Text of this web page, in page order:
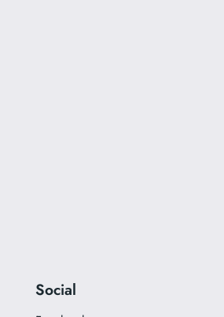
Social